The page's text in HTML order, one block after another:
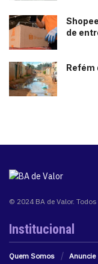
de
Refém
© 2024 BA de Valor.
Institucional
Quem Somos Anuncie